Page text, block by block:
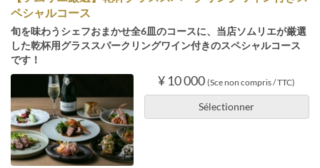
ペシャルコース
旬を味わうシェフおまかせ全6皿のコースに、当店ソムリエが厳選
した乾杯用グラススパークリングワイン付きのスペシャルコース
です！
¥ 10 000 (Sce non compris / TTC)
Sélectionner